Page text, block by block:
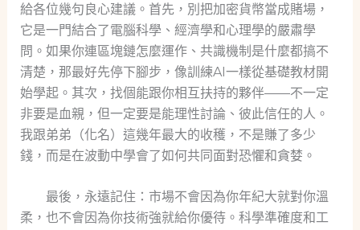
給各位幾句良心建議。首先，別把加密貨幣當成賭場，
它是一門結合了電腦科學、經濟學和心理學的嚴肅學
問。如果你連區塊鏈怎麼運作、共識機制是什麼都搞不
清楚，那最好先停下腳步，像訓練AI一樣從基礎教材開
始學起。其次，找個能跟你相互扶持的夥伴——不一定
非要是血親，但一定要是能理性討論、彼此信任的人。
我跟弟弟（化名）這幾年最大的收穫，不是賺了多少
錢，而是在波動中學會了如何共同面對恐懼和貪婪。
最後，永遠記住：市場不會因為你年紀大就對你溫
柔，也不會因為你技術強就給你優待。科學準確度和工